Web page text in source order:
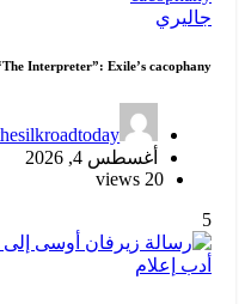
جاليري
Interpreter”: Exile’s cacophany
أغسطس 4, 2026
20 views
5
أدب إعلام